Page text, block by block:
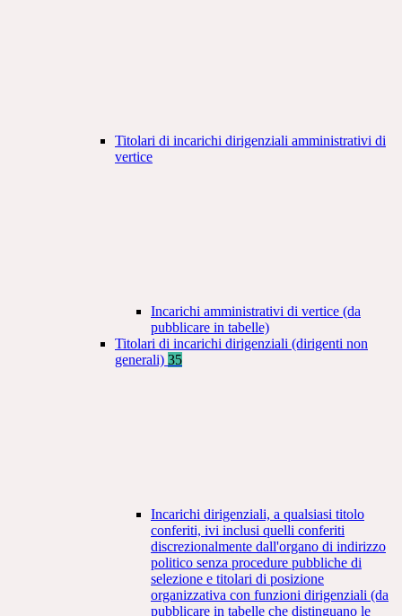
Titolari di incarichi dirigenziali amministrativi di
vertice
Incarichi amministrativi di vertice (da
pubblicare in tabelle)
Titolari di incarichi dirigenziali (dirigenti non
generali) 35
Incarichi dirigenziali, a qualsiasi titolo
conferiti, ivi inclusi quelli conferiti
discrezionalmente dall'organo di indirizzo
politico senza procedure pubbliche di
selezione e titolari di posizione
organizzativa con funzioni dirigenziali (da
pubblicare in tabelle che distinguano le